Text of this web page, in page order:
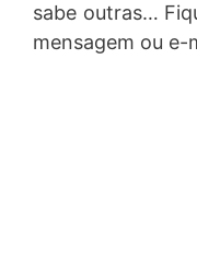
sabe outras…
mensagem ou e-